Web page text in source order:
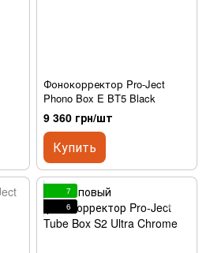
Фонокорректор Pro-Ject
Phono Box E BT5 Black
9 360 грн/шт
Купить
7
6